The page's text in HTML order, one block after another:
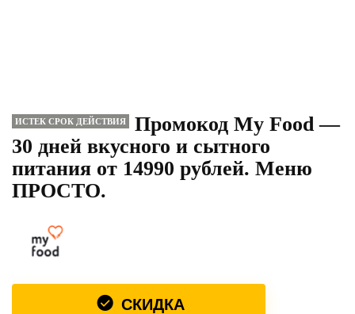
ИСТЕК СРОК ДЕЙСТВИЯ
Промокод My Food —
30 дней вкусного и сытного
питания от 14990 рублей. Меню
ПРОСТО.
СКИДКА